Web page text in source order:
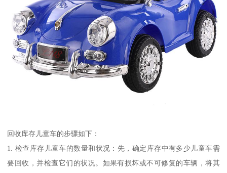
回收库存儿童车的步骤如下：
1. 检查库存儿童车的数量和状况：先，确定库存中有多少儿童车需
要回收，并检查它们的状况。如果有损坏或不可修复的车辆，将其